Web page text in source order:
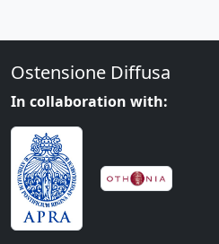
Ostensione Diffusa
In collaboration with: